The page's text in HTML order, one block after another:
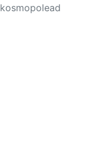
kosmopolead